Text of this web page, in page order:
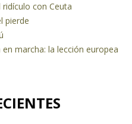
con Ceuta
pierde
marcha: la lección europea